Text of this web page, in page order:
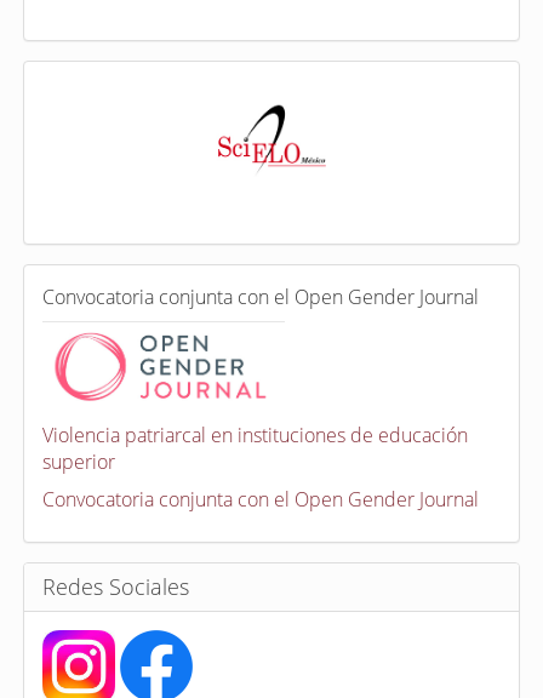
a
e
n
C
o
o
a
t
o
r
a
s
Convocatoria conjunta con el Open Gender Journal
Violencia patriarcal en instituciones de educación
superior
Convocatoria conjunta con el Open Gender Journal
Redes Sociales